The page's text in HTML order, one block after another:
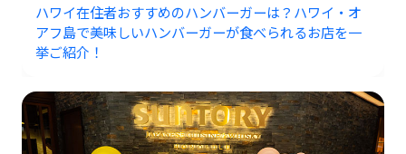
ハワイ在住者おすすめのハンバーガーは？ハワイ・オ
アフ島で美味しいハンバーガーが食べられるお店を一
挙ご紹介！